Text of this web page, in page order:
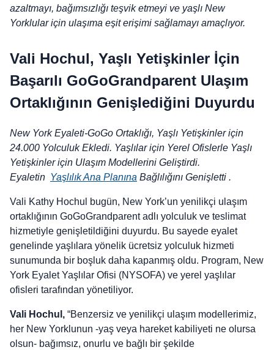
azaltmayı, bağımsızlığı teşvik etmeyi ve yaşlı New
Yorklular için ulaşıma eşit erişimi sağlamayı amaçlıyor.
Vali Hochul, Yaşlı Yetişkinler İçin
Başarılı GoGoGrandparent Ulaşım
Ortaklığının Genişlediğini Duyurdu
New York Eyaleti-GoGo Ortaklığı, Yaşlı Yetişkinler için
24.000 Yolculuk Ekledi. Yaşlılar için Yerel Ofislerle Yaşlı
Yetişkinler için Ulaşım Modellerini Geliştirdi.
Eyaletin Yaşlılık Ana Planına Bağlılığını Genişletti .
Vali Kathy Hochul bugün, New York’un yenilikçi ulaşım
ortaklığının GoGoGrandparent adlı yolculuk ve teslimat
hizmetiyle genişletildiğini duyurdu. Bu sayede eyalet
genelinde yaşlılara yönelik ücretsiz yolculuk hizmeti
sunumunda bir boşluk daha kapanmış oldu. Program, New
York Eyalet Yaşlılar Ofisi (NYSOFA) ve yerel yaşlılar
ofisleri tarafından yönetiliyor.
Vali Hochul, “Benzersiz ve yenilikçi ulaşım modellerimiz,
her New Yorklunun -yaş veya hareket kabiliyeti ne olursa
olsun- bağımsız, onurlu ve bağlı bir şekilde